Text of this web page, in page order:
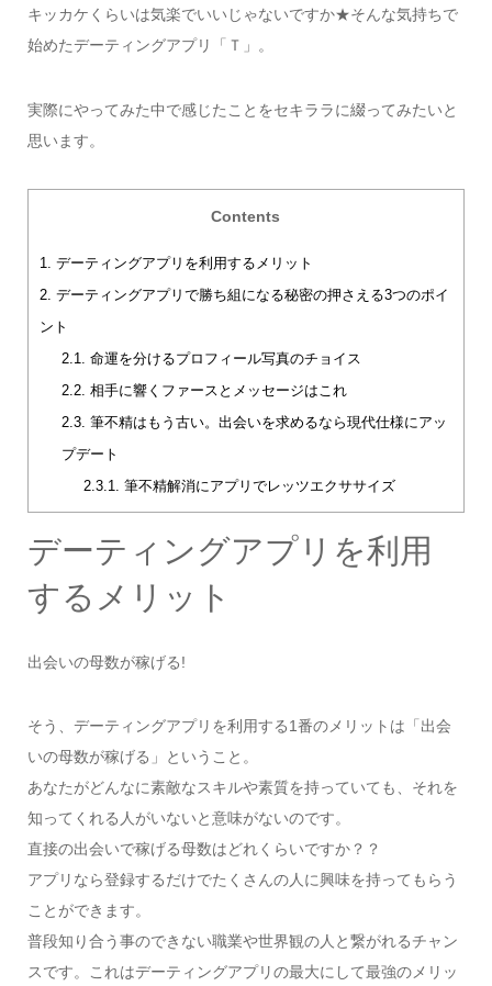
キッカケくらいは気楽でいいじゃないですか★そんな気持ちで
始めたデーティングアプリ「Ｔ」。
実際にやってみた中で感じたことをセキララに綴ってみたいと
思います。
Contents
1.
デーティングアプリを利用するメリット
2. デーティングアプリで勝ち組になる秘密の押さえる3つのポイ
ント
2.1.
命運を分けるプロフィール写真のチョイス
2.2. 相手に響くファースとメッセージはこれ
2.3. 筆不精はもう古い。出会いを求めるなら現代仕様にアッ
プデート
2.3.1.
筆不精解消にアプリでレッツエクササイズ
デーティングアプリを利用
するメリット
出会いの母数が稼げる!
そう、デーティングアプリを利用する1番のメリットは「出会
いの母数が稼げる」ということ。
あなたがどんなに素敵なスキルや素質を持っていても、それを
知ってくれる人がいないと意味がないのです。
直接の出会いで稼げる母数はどれくらいですか？？
アプリなら登録するだけでたくさんの人に興味を持ってもらう
ことができます。
普段知り合う事のできない職業や世界観の人と繋がれるチャン
スです。これはデーティングアプリの最大にして最強のメリッ